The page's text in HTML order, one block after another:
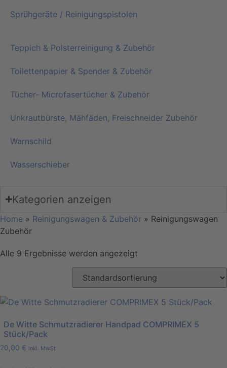
Sprühgeräte / Reinigungspistolen
Teppich & Polsterreinigung & Zubehör
Toilettenpapier & Spender & Zubehör
Tücher- Microfasertücher & Zubehör
Unkrautbürste, Mähfäden, Freischneider Zubehör
Warnschild
Wasserschieber
Kategorien anzeigen
Home » Reinigungswagen & Zubehör » Reinigungswagen
Zubehör
Alle 9 Ergebnisse werden angezeigt
De Witte Schmutzradierer Handpad COMPRIMEX 5
Stück/Pack
20,00 € inkl. MwSt